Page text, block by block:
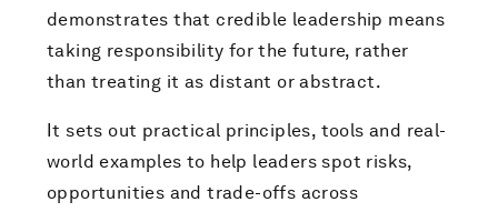
demonstrates that credible leadership means
taking responsibility for the future, rather
than treating it as distant or abstract.
It sets out practical principles, tools and real-
world examples to help leaders spot risks,
opportunities and trade-offs across